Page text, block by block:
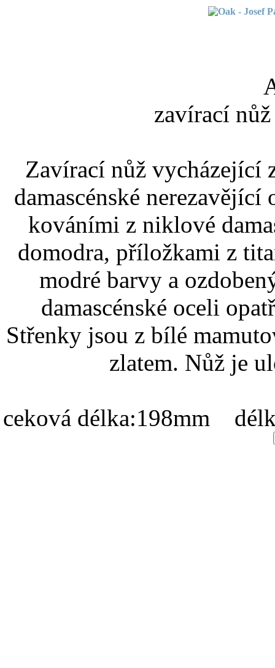
zavírací
Zavírací nůž vycházející
damascénské nerezavějící
kováními z niklové
domodra, příložkami z
modré barvy a
damascénské oceli
Střenky jsou z bílé
zlatem. Nůž je
ceková délka:198mm